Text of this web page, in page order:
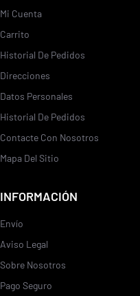
Mi Cuenta
Carrito
Historial De Pedidos
Direcciones
Datos Personales
Historial De Pedidos
Contacte Con Nosotros
Mapa Del Sitio
INFORMACIÓN
Envío
Aviso Legal
Sobre Nosotros
Pago Seguro